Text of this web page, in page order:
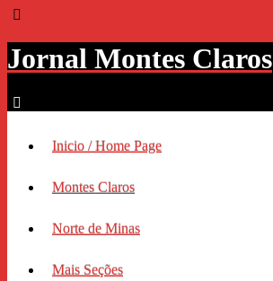
Jornal Montes Claros
Inicio / Home Page
Montes Claros
Norte de Minas
Mais Seções